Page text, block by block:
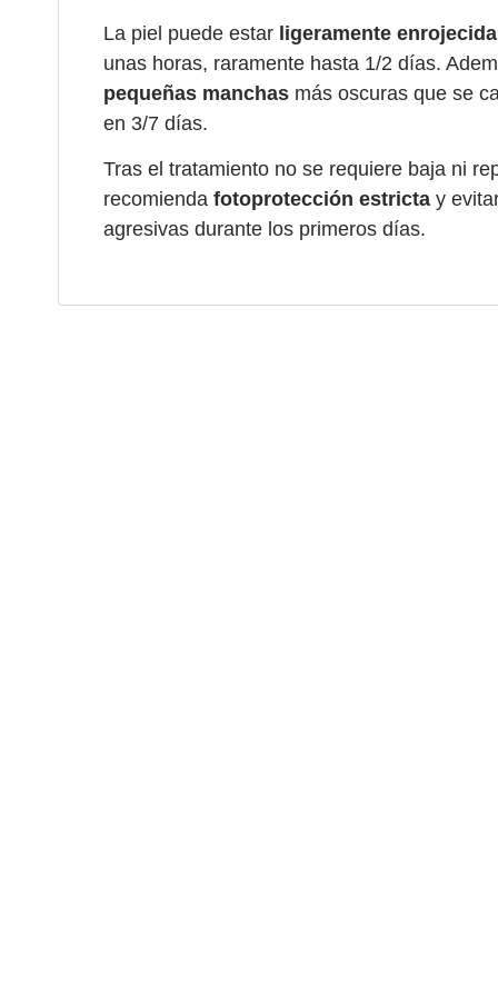
La piel puede estar ligeramente
unas horas, raramente hasta 1/2 días.
pequeñas manchas más oscuras que se
en 3/7 días.
Tras el tratamiento no se requiere baja ni
recomienda fotoprotección estricta y
agresivas durante los primeros días.